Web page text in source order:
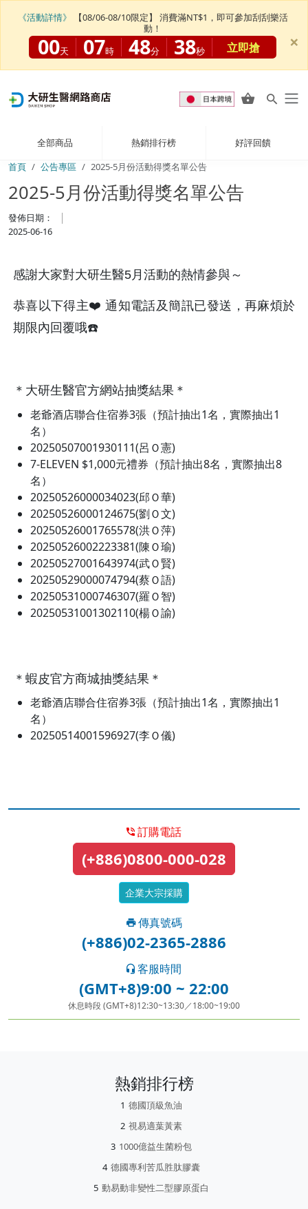
全部商品 熱銷排行榜
好評回饋
首頁
公告專區 2025-5月份活動得獎名單公告
2025-5月份活動得獎名單公告
發佈日期：
2025-06-16
感謝大家對大研生醫5月活動的熱情參與～
恭喜以下得主❤️ 通知電話及簡訊已發送，再麻煩於
期限內回覆哦☎️
＊大研生醫官方網站抽獎結果＊
老爺酒店聯合住宿券3張（預計抽出1名，實際抽出1
名）
20250507001930111(呂Ｏ憲)
7-ELEVEN $1,000元禮券（預計抽出8名，實際抽出8
名）
20250526000034023(邱Ｏ華)
20250526000124675(劉Ｏ文)
20250526001765578(洪Ｏ萍)
20250526002223381(陳Ｏ瑜)
20250527001643974(武Ｏ賢)
20250529000074794(蔡Ｏ語)
20250531000746307(羅Ｏ智)
20250531001302110(楊Ｏ諭)
＊蝦皮官方商城抽獎結果＊
老爺酒店聯合住宿券3張（預計抽出1名，實際抽出1
名）
20250514001596927(李Ｏ儀)
訂購電話
(+886)0800-000-028
企業大宗採購
傳真號碼
(+886)02-2365-2886
客服時間
(GMT+8)9:00 ~ 22:00
休息時段 (GMT+8)12:30~13:30／18:00~19:00
熱銷排行榜
德國頂級魚油
視易適葉黃素
1000億益生菌粉包
德國專利苦瓜胜肽膠囊
動易動非變性二型膠原蛋白
《活動詳情》
【08/06-08/10限定】 消費滿NT$1，即可參加刮刮樂活
動！
00天 07時 48分 38秒 立即搶 ×